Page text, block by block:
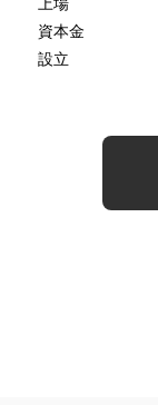
上場
資本金
設立